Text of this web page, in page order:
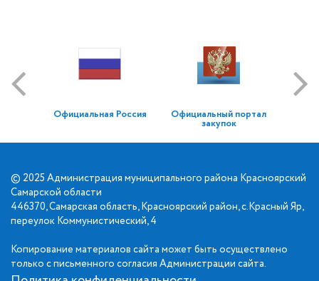
Официальная Россия Официальный портал
закупок
© 2025 Администрация муниципального района Красноярский
Самарской области
446370, Самарская область, Красноярский район, с.Красный Яр,
переулок Коммунистический, 4
Копирование материалов сайта может быть осуществлено
только с письменного согласия Администрации сайта.